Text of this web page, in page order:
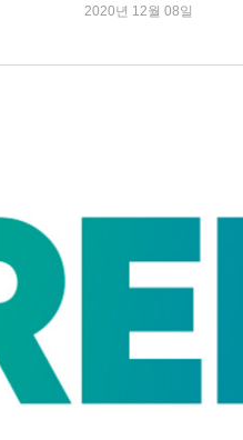
을 만드는 3가지 습관법
키우는 3가지 백신
2020년 12월 08일